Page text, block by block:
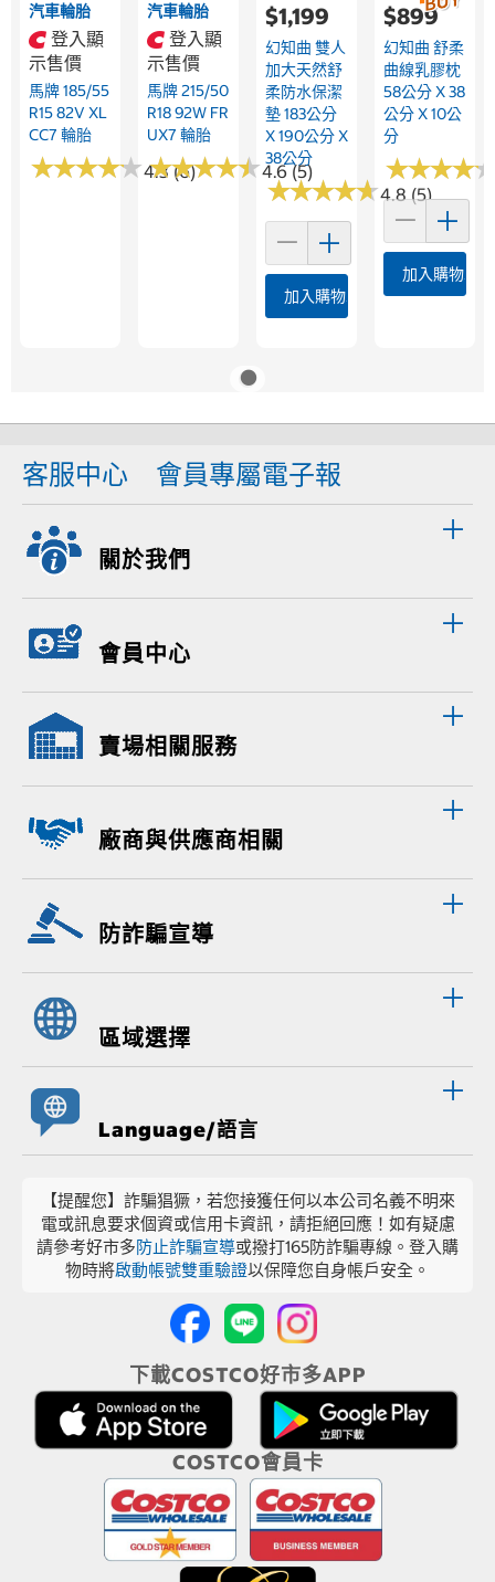
汽車輪胎
登入顯
示售價
馬牌 185/55
R15 82V XL
CC7 輪胎
★★★★★
★★★★★4.3 (6)
汽車輪胎
登入顯
示售價
馬牌 215/50
R18 92W FR
UX7 輪胎
★★★★★
★★★★★4.6 (5)
$1,199
幻知曲 雙人
加大天然舒
柔防水保潔
墊 183公分
X 190公分 X
38公分
★★★★★
★★★★★4.8 (5)
加入購物車
$899
幻知曲 舒柔
曲線乳膠枕
58公分 X 38
公分 X 10公
分
★★★★
★★★★
加入購物車
客服中心 會員專屬電子報
關於我們
會員中心
賣場相關服務
廠商與供應商相關
防詐騙宣導
區域選擇
Language/語言
【提醒您】詐騙猖獗，若您接獲任何以本公司名義不明來
電或訊息要求個資或信用卡資訊，請拒絕回應！如有疑慮
請參考好市多防止詐騙宣導或撥打165防詐騙專線。登入購
物時將啟動帳號雙重驗證以保障您自身帳戶安全。
下載COSTCO好市多APP
COSTCO會員卡